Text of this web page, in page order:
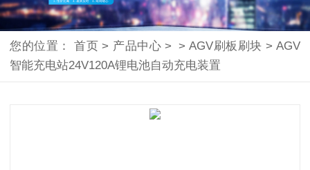
您的位置：首页 > 产品中心 > > AGV刷板刷块 > AGV
智能充电站24V120A锂电池自动充电装置